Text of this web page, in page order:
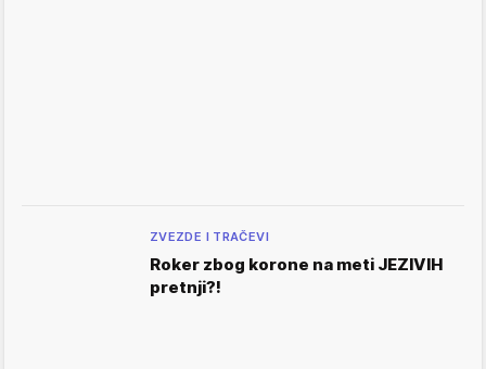
ZVEZDE I TRAČEVI
Roker zbog korone na meti JEZIVIH
pretnji?!